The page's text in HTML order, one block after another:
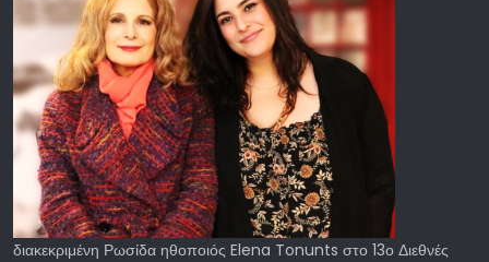
διακεκριμένη Ρωσίδα ηθοποιός Elena Tonunts στο 13ο Διεθνές